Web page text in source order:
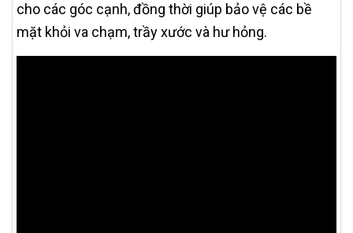
cho các góc cạnh, đồng thời giúp bảo vệ các bề
mặt khỏi va chạm, trầy xước và hư hỏng.